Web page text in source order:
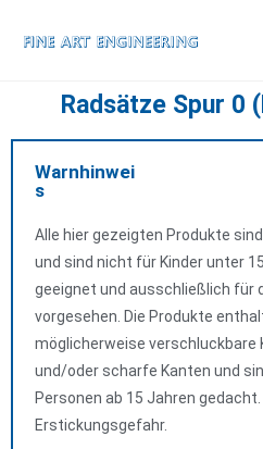
Radsätze Spur 0
Warnhinwei
s
Alle hier gezeigten Produkte
und sind nicht für Kinder unter
geeignet und ausschließlich für
vorgesehen. Die Produkte
möglicherweise verschluckbare
und/oder scharfe Kanten und
Personen ab 15 Jahren
Erstickungsgefahr.